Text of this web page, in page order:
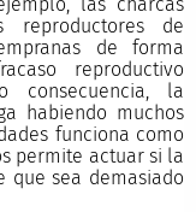
reproductores de
de forma
reproductivo
consecuencia, la
habiendo muchos
funciona como
permite actuar si la
que sea demasiado